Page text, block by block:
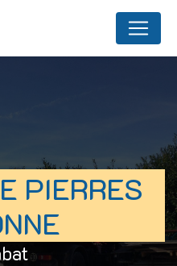
PIERRES